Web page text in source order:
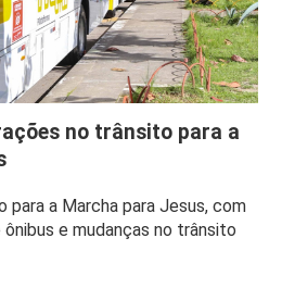
no trânsito para a
para a Marcha para Jesus, com
e mudanças no trânsito